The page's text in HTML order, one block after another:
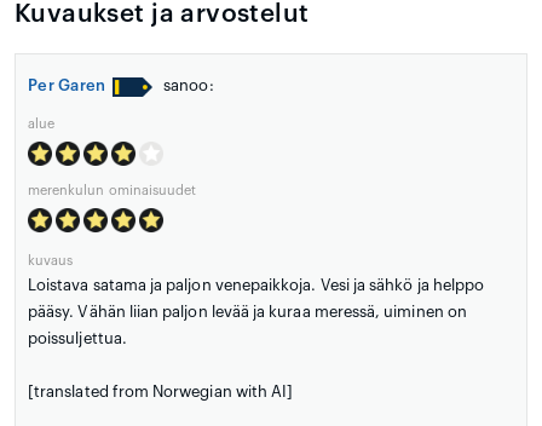
Kuvaukset ja arvostelut
Per Garen sanoo:
alue
merenkulun ominaisuudet
kuvaus
Loistava satama ja paljon venepaikkoja. Vesi ja sähkö ja helppo
pääsy. Vähän liian paljon levää ja kuraa meressä, uiminen on
poissuljettua.
[translated from Norwegian with AI]